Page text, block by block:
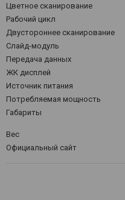
Цветное сканирование
Рабочий цикл
Двустороннее сканирование
Слайд-модуль
Передача данных
ЖК дисплей
Источник питания
Потребляемая мощность
Габариты
Вес
Официальный сайт